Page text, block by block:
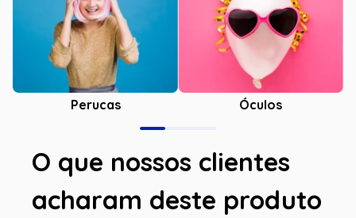
Perucas Óculos
O que nossos clientes
acharam deste produto